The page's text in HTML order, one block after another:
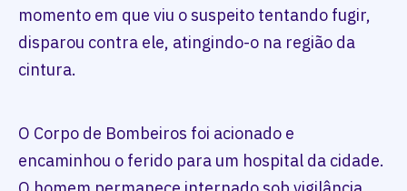
momento em que viu o suspeito tentando fugir,
disparou contra ele, atingindo-o na região da
cintura.
O Corpo de Bombeiros foi acionado e
encaminhou o ferido para um hospital da cidade.